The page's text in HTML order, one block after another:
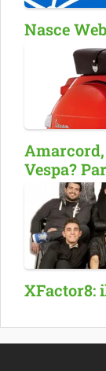
Nasce
Vespa?
XFactor8: